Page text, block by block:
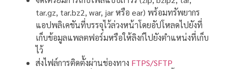
tar.gz, tar.bz2, war, jar หรือ ear) พร้อมทรัพยากร
แอปพลิเคชันที่บรรจุไว้ล่วงหน้าโดยอัปโหลดไปยังที่
เก็บข้อมูลแพลตฟอร์มหรือให้ลิงก์ไปยังตำแหน่งที่เก็บ
ไว้
ส่งไฟล์การติดตั้งผ่านช่องทาง FTPS/SFTP